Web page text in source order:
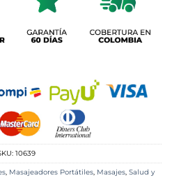
10639
, Masajeadores Portátiles, Masajes, Salud y